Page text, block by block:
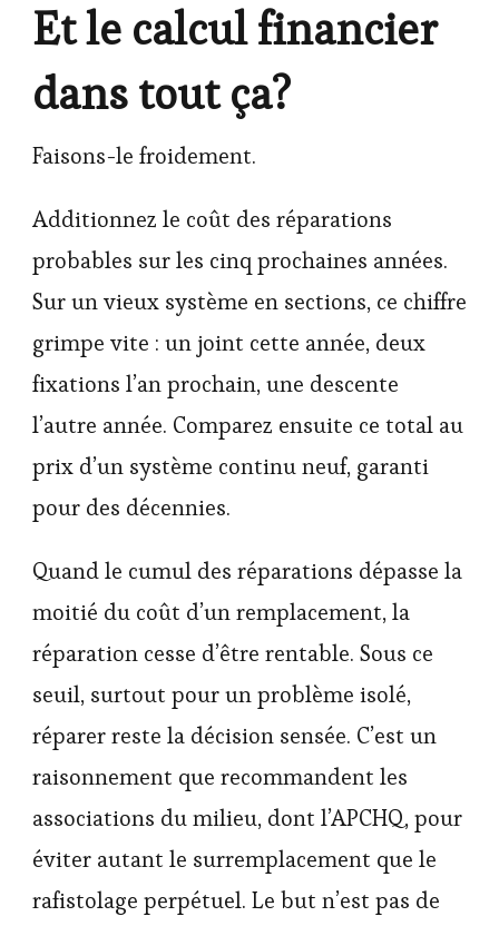
Et le calcul financier
dans tout ça?
Faisons-le froidement.
Additionnez le coût des réparations
probables sur les cinq prochaines années.
Sur un vieux système en sections, ce chiffre
grimpe vite : un joint cette année, deux
fixations l’an prochain, une descente
l’autre année. Comparez ensuite ce total au
prix d’un système continu neuf, garanti
pour des décennies.
Quand le cumul des réparations dépasse la
moitié du coût d’un remplacement, la
réparation cesse d’être rentable. Sous ce
seuil, surtout pour un problème isolé,
réparer reste la décision sensée. C’est un
raisonnement que recommandent les
associations du milieu, dont l’APCHQ, pour
éviter autant le surremplacement que le
rafistolage perpétuel. Le but n’est pas de